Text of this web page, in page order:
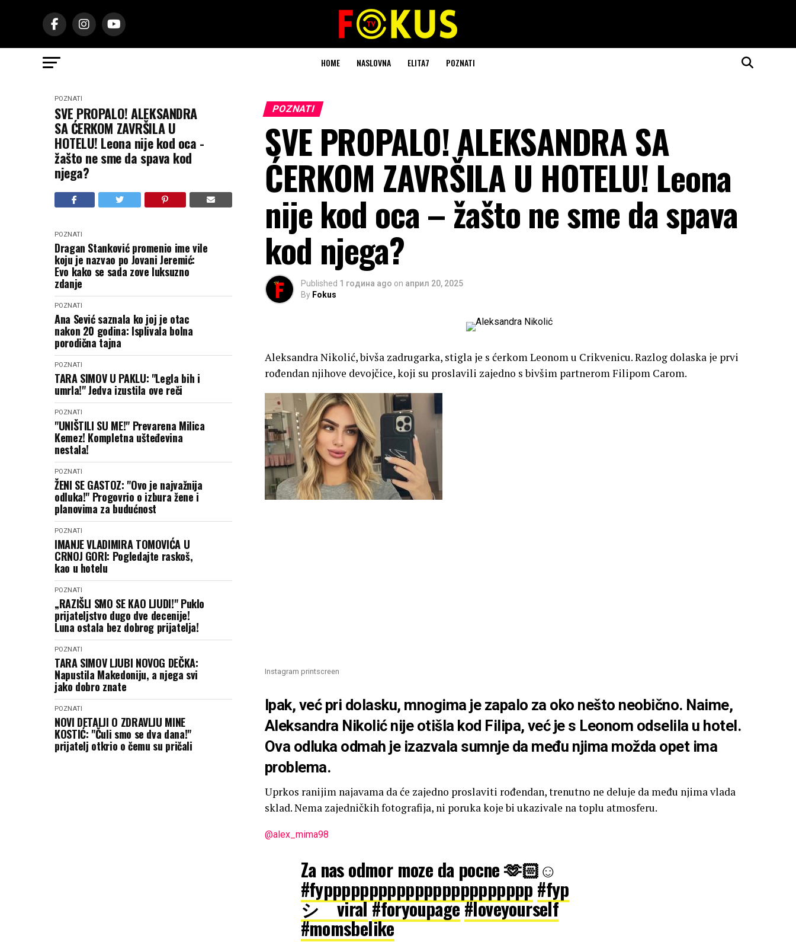
HOME NASLOVNA ELITA7 POZNATI
POZNATI
SVE PROPALO! ALEKSANDRA
SA ĆERKOM ZAVRŠILA U
HOTELU! Leona nije kod oca -
žašto ne sme da spava kod
njega?
POZNATI
Dragan Stanković promenio ime vile
koju je nazvao po Jovani Jeremić:
Evo kako se sada zove luksuzno
zdanje
POZNATI
Ana Sević saznala ko joj je otac
nakon 20 godina: Isplivala bolna
porodična tajna
POZNATI
TARA SIMOV U PAKLU: "Legla bih i
umrla!" Jedva izustila ove reči
POZNATI
"UNIŠTILI SU ME!" Prevarena Milica
Kemez! Kompletna ušteđevina
nestala!
POZNATI
ŽENI SE GASTOZ: "Ovo je najvažnija
odluka!" Progovrio o izbura žene i
planovima za budućnost
POZNATI
IMANJE VLADIMIRA TOMOVIĆA U
CRNOJ GORI: Pogledajte raskoš,
kao u hotelu
POZNATI
„RAZIŠLI SMO SE KAO LJUDI!" Puklo
prijateljstvo dugo dve decenije!
Luna ostala bez dobrog prijatelja!
POZNATI
TARA SIMOV LJUBI NOVOG DEČKA:
Napustila Makedoniju, a njega svi
jako dobro znate
POZNATI
NOVI DETALJI O ZDRAVLJU MINE
KOSTIĆ: "Čuli smo se dva dana!"
prijatelj otkrio o čemu su pričali
POZNATI
SVE PROPALO! ALEKSANDRA SA
ĆERKOM ZAVRŠILA U HOTELU! Leona
nije kod oca – žašto ne sme da spava
kod njega?
Published 1 година ago on април 20, 2025
By Fokus
Aleksandra Nikolić, bivša zadrugarka, stigla je s ćerkom Leonom u Crikvenicu. Razlog dolaska je prvi
rođendan njihove devojčice, koji su proslavili zajedno s bivšim partnerom Filipom Carom.
Instagram printscreen
Ipak, već pri dolasku, mnogima je zapalo za oko nešto neobično. Naime,
Aleksandra Nikolić nije otišla kod Filipa, već je s Leonom odselila u hotel.
Ova odluka odmah je izazvala sumnje da među njima možda opet ima
problema.
Uprkos ranijim najavama da će zajedno proslaviti rođendan, trenutno ne deluje da među njima vlada
sklad. Nema zajedničkih fotografija, ni poruka koje bi ukazivale na toplu atmosferu.
@alex_mima98
Za nas odmor moze da pocne 🫶🏻☺️
#fyppppppppppppppppppppppp #fyp
シ゚viral#foryoupage#loveyourself
#momsbelike